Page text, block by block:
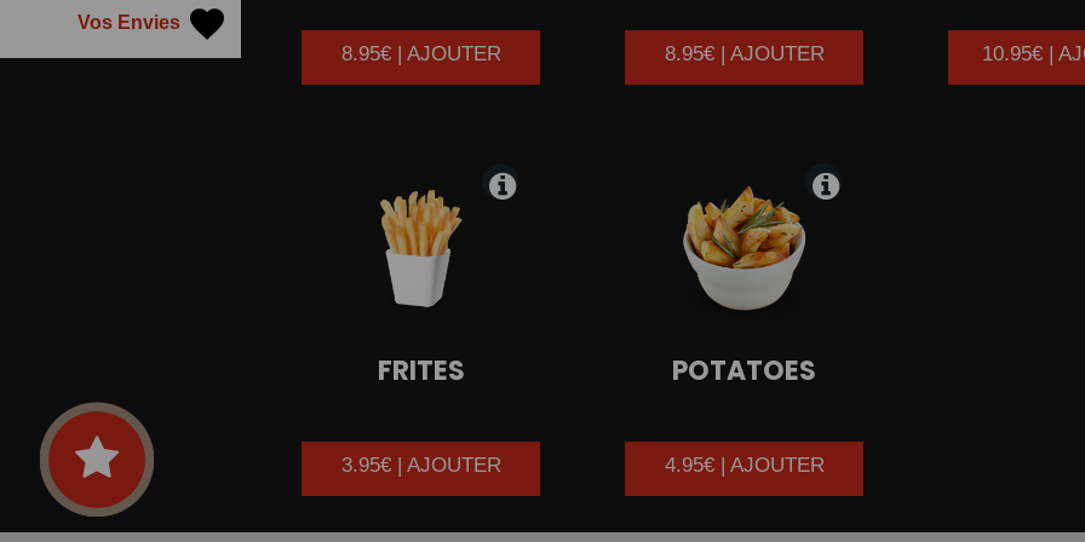
Vos Envies
8.95€ | AJOUTER 8.95€ | AJOUTER 10.95€ |
FRITES
3.95€ | AJOUTER
POTATOES
4.95€ | AJOUTER